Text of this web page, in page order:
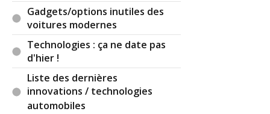
Gadgets/options inutiles des
voitures modernes
Technologies : ça ne date pas
d'hier !
Liste des dernières
innovations / technologies
automobiles